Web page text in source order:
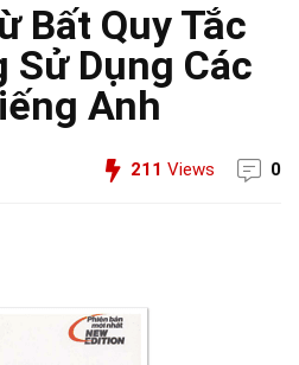
Bất Quy Tắc
Sử Dụng Các
Anh
211 Views 0